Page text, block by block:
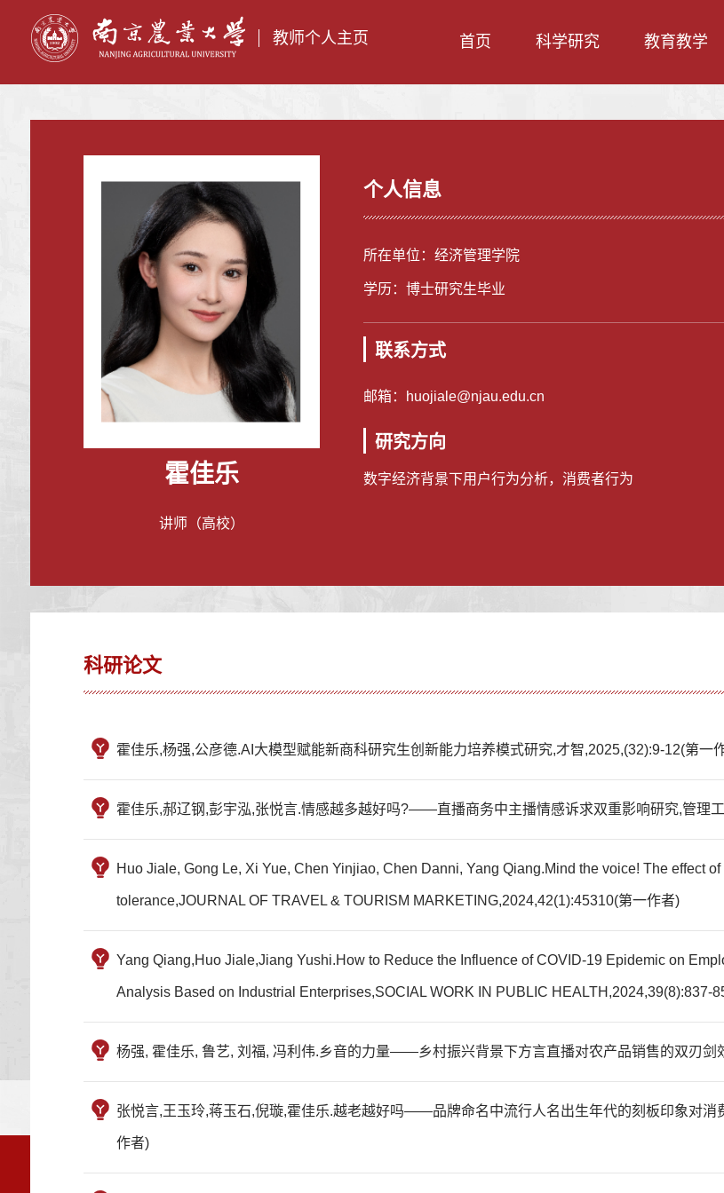
教师个人主页 首页 科学研究 教育教学
霍佳乐
讲师（高校）
个人信息
所在单位：经济管理学院
学历：博士研究生毕业
联系方式
邮箱： huojiale@njau.edu.cn
研究方向
数字经济背景下用户行为分析，消费者行为
科研论文
霍佳乐,杨强,公彦德.AI大模型赋能新商科研究生创新能力培养模式研究,才智,2025,(32):9-12(第一
霍佳乐,郝辽钢,彭宇泓,张悦言.情感越多越好吗?——直播商务中主播情感诉求双重影响研究,管理
Huo Jiale, Gong Le, Xi Yue, Chen Yinjiao, Chen Danni, Yang Qiang.Mind the voice! The effect
tolerance,JOURNAL OF TRAVEL & TOURISM MARKETING,2024,42(1):45310(第一作者)
Yang Qiang,Huo Jiale,Jiang Yushi.How to Reduce the Influence of COVID-19 Epidemic on
Analysis Based on Industrial Enterprises,SOCIAL WORK IN PUBLIC HEALTH,2024,39(8):837-
杨强, 霍佳乐, 鲁艺, 刘福, 冯利伟.乡音的力量——乡村振兴背景下方言直播对农产品销售的双刃剑
张悦言,王玉玲,蒋玉石,倪璇,霍佳乐.越老越好吗——品牌命名中流行人名出生年代的刻板印象对消
作者)